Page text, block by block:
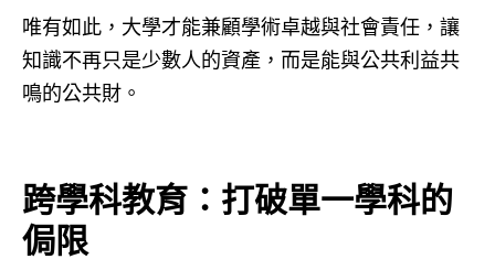
唯有如此，大學才能兼顧學術卓越與社會責任，讓
知識不再只是少數人的資產，而是能與公共利益共
鳴的公共財。
跨學科教育：打破單一學科的
侷限